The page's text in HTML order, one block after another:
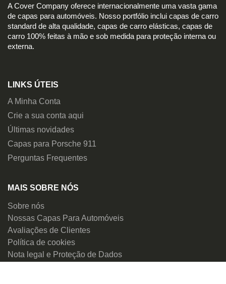
A Cover Company oferece internacionalmente uma vasta gama
de capas para automóveis. Nosso portfólio inclui capas de carro
standard de alta qualidade, capas de carro elásticas, capas de
carro 100% feitas à mão e sob medida para proteção interna ou
externa.
LINKS ÚTEIS
A Minha Conta
Crie a sua conta aqui
Últimas novidades
Capas para Porsche 911
Perguntas Frequentes
MAIS SOBRE NÓS
Sobre nós
Nossas Capas Para Automóveis
Avaliações de Clientes
Política de cookies
Nota legal e Proteção de Dados